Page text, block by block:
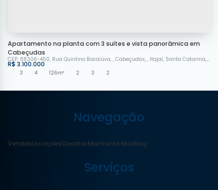
Apartamento na planta com 3 suítes e vista panorâmica em
Cabeçudas
R$ 3.100.000
CEP: 88306-450, Rua Quintino Bocaiúva , Cabeçudas , Itajaí, Santa Catarina,
3
4 126m² 2 3 2
Navegação
VendasLocaçõesQuadra MarFrente MarBlog
Serviços